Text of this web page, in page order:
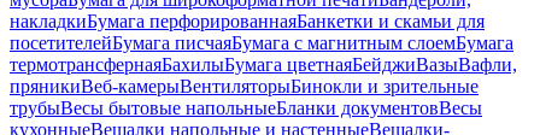
накладкиБумага перфорированнаяБанкетки и скамьи для
посетителейБумага писчаяБумага с магнитным слоемБумага
термотрансфернаяБахилыБумага цветнаяБейджиВазыВафли,
пряникиВеб-камерыВентиляторыБинокли и зрительные
трубыВесы бытовые напольныеБланки документовВесы
кухонныеВешалки напольные и настенныеВешалки-